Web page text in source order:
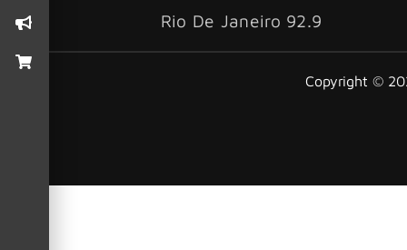
Rio De Janeiro 92.9
Copyright ©